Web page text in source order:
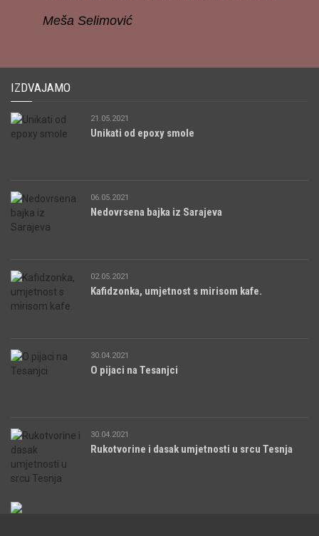
Meša Selimović
IZDVAJAMO
21.05.2021
Unikati od epoxy smole
06.05.2021
Nedovrsena bajka iz Sarajeva
02.05.2021
Kafidzonka, umjetnost s mirisom kafe.
30.04.2021
O pijaci na Tesanjci
30.04.2021
Rukotvorine i dasak umjetnosti u srcu Tesnja